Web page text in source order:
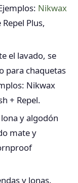
Nikwax
Plus,
el lavado, se
para chaquetas
Nikwax
+ Repel.
y algodón
mate y
y lonas.